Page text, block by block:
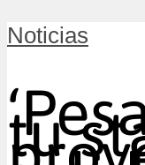
Noticias
tu